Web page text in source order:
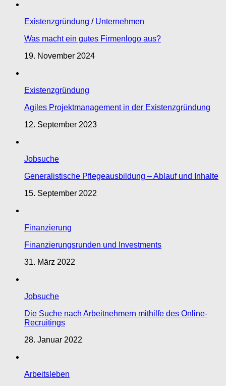
Existenzgründung / Unternehmen
Was macht ein gutes Firmenlogo aus?
19. November 2024
Existenzgründung
Agiles Projektmanagement in der Existenzgründung
12. September 2023
Jobsuche
Generalistische Pflegeausbildung – Ablauf und Inhalte
15. September 2022
Finanzierung
Finanzierungsrunden und Investments
31. März 2022
Jobsuche
Die Suche nach Arbeitnehmern mithilfe des Online-
Recruitings
28. Januar 2022
Arbeitsleben